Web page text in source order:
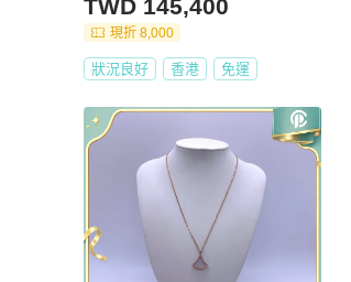
TWD 145,400
現折 8,000
狀況良好 香港 免運